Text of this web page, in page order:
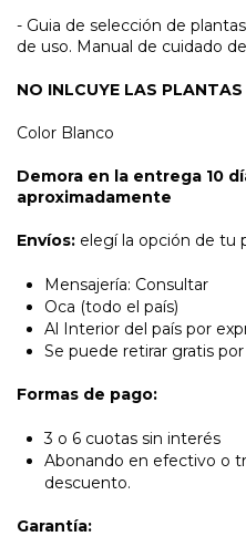
- Guia de selección de
de uso. Manual de cuidado
NO INLCUYE LAS PLANTAS
Color Blanco
Demora en la entrega 10
aproximadamente
Envíos: elegí la opción de tu
Mensajería: Consultar
Oca (todo el país)
Al Interior del país por
Se puede retirar gratis
Formas de pago:
3 o 6 cuotas sin interés
Abonando en efectivo o
descuento.
Garantía: